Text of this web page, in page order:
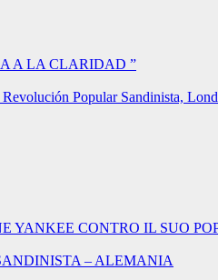
A LA CLARIDAD ”
Popular Sandinista,
YANKEE CONTRO IL SUO
– ALEMANIA